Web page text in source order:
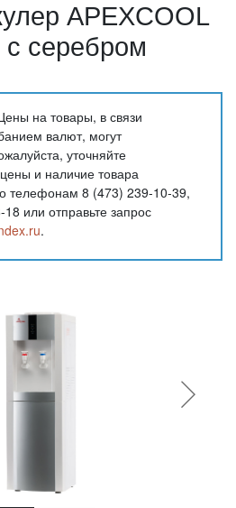
APEXCOOL
серебром
на товары, в связи
валют, могут
уточняйте
и наличие товара
телефонам 8 (473) 239-10-39,
или отправьте запрос
.